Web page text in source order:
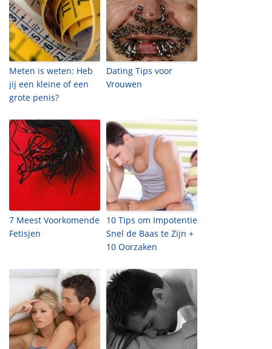
Meten is weten: Heb
jij een kleine of een
grote penis?
Dating Tips voor
Vrouwen
7 Meest Voorkomende
Fetisjen
10 Tips om Impotentie
Snel de Baas te Zijn +
10 Oorzaken